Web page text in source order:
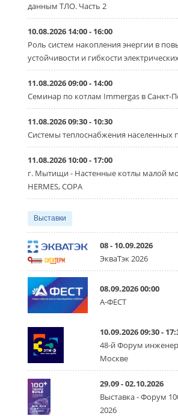
данным ТЛО. Часть 2
10.08.2026 14:00 - 16:00
Роль систем накопления энергии в
устойчивости и гибкости
11.08.2026 09:00 - 14:00
Семинар по котлам Immergas в Санкт-
11.08.2026 09:30 - 10:30
Системы теплоснабжения населенных
11.08.2026 10:00 - 17:00
г. Мытищи - Настенные котлы малой
HERMES, COPA
Выставки
08 - 10.09.2026
ЭкваТэк 2026
08.09.2026 00:00
А-ФЕСТ
10.09.2026 09:30 -
48-й Форум
Москве
29.09 - 02.10.2026
Выставка - Форум
2026